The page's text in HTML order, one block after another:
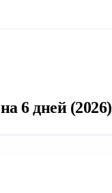
6 дней (2026)